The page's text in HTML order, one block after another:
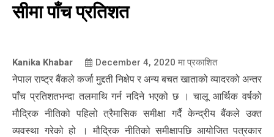
सीमा पाँच प्रतिशत
Kanika Khabar December 4, 2020 मा प्रकाशित
नेपाल राष्ट्र बैंकले कर्जा मुद्दती निक्षेप र अन्य बचत खाताको व्यादरको अन्तर
पाँच प्रतिशतभन्दा तलमाथि गर्न नदिने भएको छ । चालू आर्थिक वर्षको
मौद्रिक नीतिको पहिलो त्रैमासिक समीक्षा गर्दै केन्द्रीय बैंकले उक्त
व्यवस्था गरेको हो । मौद्रिक नीतिको समीक्षापछि आयोजित पत्रकार